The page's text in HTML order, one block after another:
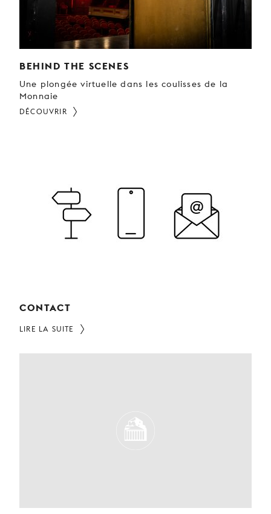
BEHIND THE SCENES
Une plongée virtuelle dans les coulisses de la
Monnaie
DÉCOUVRIR
CONTACT
LIRE LA SUITE